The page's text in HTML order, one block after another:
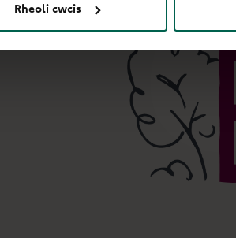
Rheoli cwcis